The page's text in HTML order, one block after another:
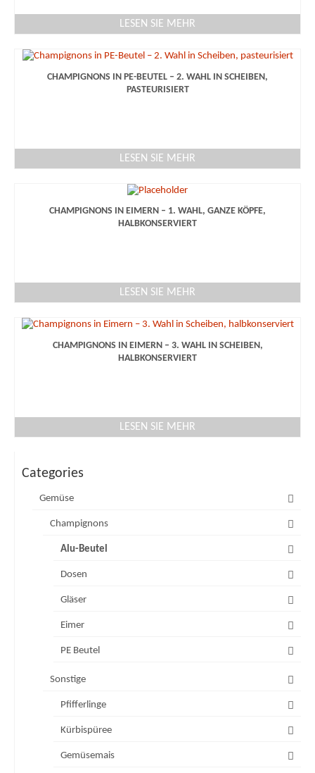
LESEN SIE MEHR
CHAMPIGNONS IN PE-BEUTEL – 2. WAHL IN SCHEIBEN,
PASTEURISIERT
LESEN SIE MEHR
CHAMPIGNONS IN EIMERN – 1. WAHL, GANZE KÖPFE,
HALBKONSERVIERT
LESEN SIE MEHR
CHAMPIGNONS IN EIMERN – 3. WAHL IN SCHEIBEN,
HALBKONSERVIERT
LESEN SIE MEHR
Categories
Gemüse
Champignons
Alu-Beutel
Dosen
Gläser
Eimer
PE Beutel
Sonstige
Pfifferlinge
Kürbispüree
Gemüsemais